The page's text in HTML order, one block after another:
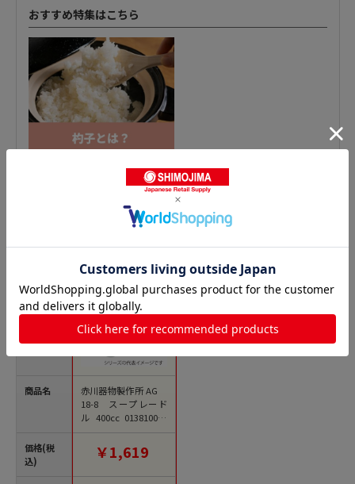
おすすめ特集はこちら
おたま・レードルの人気商品との比較
商品名
価格(税
込)
赤川器物製作所 AG
18-8 スープレード
ル 400cc 013810023
1個（ご注文単位1
￥1,619